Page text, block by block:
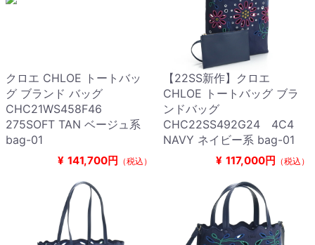
クロエ CHLOE トートバッ
グ ブランド バッグ
CHC21WS458F46
275SOFT TAN ベージュ系
bag-01
¥ 141,700円 （税込）
【22SS新作】クロエ
CHLOE トートバッグ ブラ
ンドバッグ
CHC22SS492G24 4C4
NAVY ネイビー系 bag-01
¥ 117,000円 （税込）